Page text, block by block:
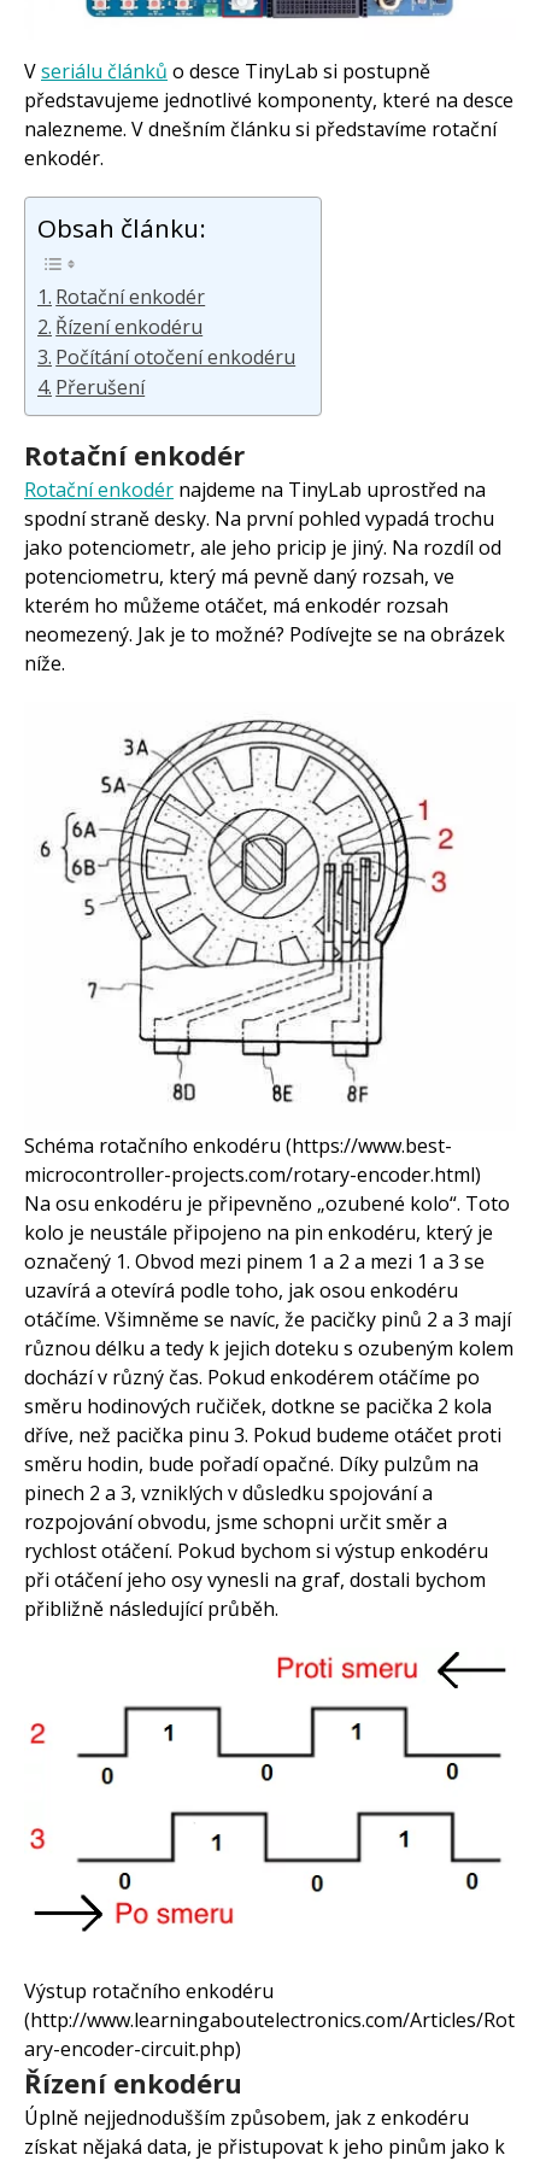
Arduino Software
Arduino projekty
Arduino s Massimem Banzim
Arduino se Zbyškem Vodou
Arduino v příkladech
Makeblock
Vseriálu článků o desce TinyLab si postupně
představujeme jednotlivé komponenty, které na desce
nalezneme. V dnešním článku si představíme rotační
enkodér.
Obsah článku:
Rotační enkodér
Řízení enkodéru
Počítání otočení enkodéru
Přerušení
Rotační enkodér
Rotační enkodér najdeme na TinyLab uprostřed na
spodní straně desky. Na první pohled vypadá trochu
jako potenciometr, ale jeho pricip je jiný. Na rozdíl od
potenciometru, který má pevně daný rozsah, ve
kterém ho můžeme otáčet, má enkodér rozsah
neomezený. Jak je to možné? Podívejte se na obrázek
níže.
Schéma rotačního enkodéru (https://www.best-
microcontroller-projects.com/rotary-encoder.html)
Na osu enkodéru je připevněno „ozubené kolo“. Toto
kolo je neustále připojeno na pin enkodéru, který je
označený 1. Obvod mezi pinem 1 a 2 a mezi 1 a 3 se
uzavírá a otevírá podle toho, jak osou enkodéru
otáčíme. Všimněme se navíc, že pacičky pinů 2 a 3 mají
různou délku a tedy k jejich doteku s ozubeným kolem
dochází v různý čas. Pokud enkodérem otáčíme po
směru hodinových ručiček, dotkne se pacička 2 kola
dříve, než pacička pinu 3. Pokud budeme otáčet proti
směru hodin, bude pořadí opačné. Díky pulzům na
pinech 2 a 3, vzniklých v důsledku spojování a
rozpojování obvodu, jsme schopni určit směr a
rychlost otáčení. Pokud bychom si výstup enkodéru
při otáčení jeho osy vynesli na graf, dostali bychom
přibližně následující průběh.
Výstup rotačního enkodéru
(http://www.learningaboutelectronics.com/Articles/Rot
ary-encoder-circuit.php)
Řízení enkodéru
Úplně nejjednodušším způsobem, jak z enkodéru
získat nějaká data, je přistupovat k jeho pinům jako k